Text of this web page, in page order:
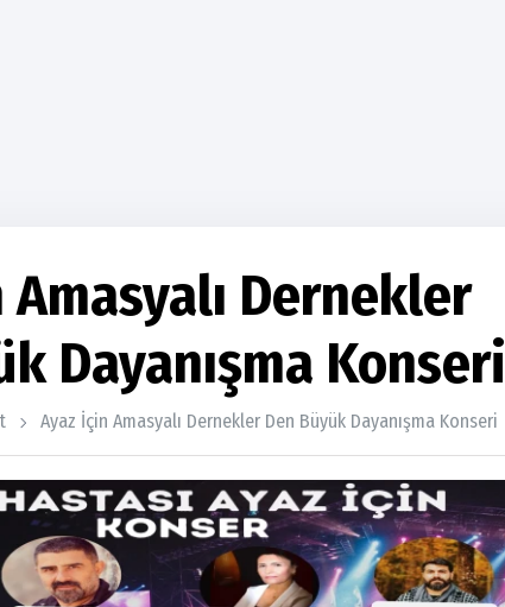
Dernekler
Dayanışma Konseri
Ayaz İçin Amasyalı Dernekler Den Büyük Dayanışma Konseri